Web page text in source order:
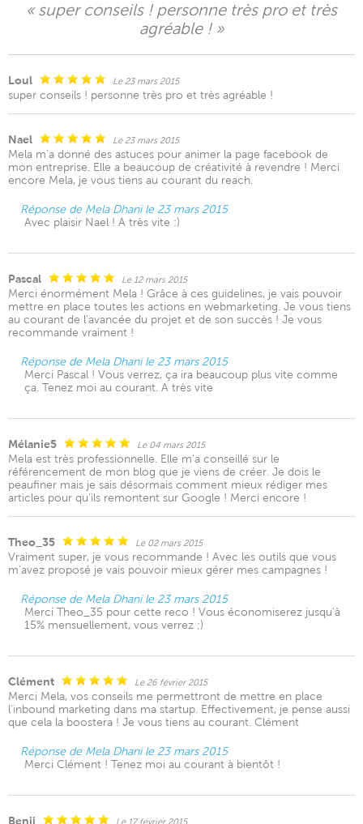
« super conseils ! personne très pro et très
agréable ! »
Loul Le 23 mars 2015
super conseils ! personne très pro et très agréable !
Nael Le 23 mars 2015
Mela m'a donné des astuces pour animer la page facebook de
mon entreprise. Elle a beaucoup de créativité à revendre ! Merci
encore Mela, je vous tiens au courant du reach.
Réponse de Mela Dhani le 23 mars 2015
Avec plaisir Nael ! A très vite :)
Pascal Le 12 mars 2015
Merci énormément Mela ! Grâce à ces guidelines, je vais pouvoir
mettre en place toutes les actions en webmarketing. Je vous tiens
au courant de l'avancée du projet et de son succès ! Je vous
recommande vraiment !
Réponse de Mela Dhani le 23 mars 2015
Merci Pascal ! Vous verrez, ça ira beaucoup plus vite comme
ça. Tenez moi au courant. A très vite
Mélanie5 Le 04 mars 2015
Mela est très professionnelle. Elle m'a conseillé sur le
référencement de mon blog que je viens de créer. Je dois le
peaufiner mais je sais désormais comment mieux rédiger mes
articles pour qu'ils remontent sur Google ! Merci encore !
Theo_35 Le 02 mars 2015
Vraiment super, je vous recommande ! Avec les outils que vous
m'avez proposé je vais pouvoir mieux gérer mes campagnes !
Réponse de Mela Dhani le 23 mars 2015
Merci Theo_35 pour cette reco ! Vous économiserez jusqu'à
15% mensuellement, vous verrez ;)
Clément Le 26 février 2015
Merci Mela, vos conseils me permettront de mettre en place
l'inbound marketing dans ma startup. Effectivement, je pense aussi
que cela la boostera ! Je vous tiens au courant. Clément
Réponse de Mela Dhani le 23 mars 2015
Merci Clément ! Tenez moi au courant à bientôt !
Benji Le 17 février 2015